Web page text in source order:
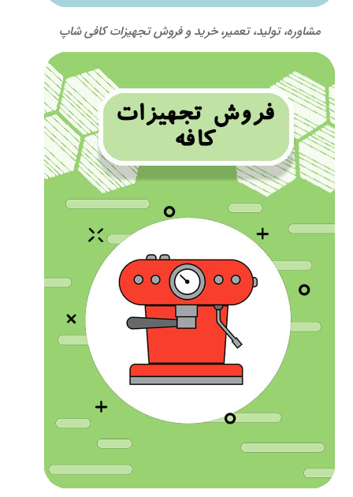
مشاوره، تولید، تعمیر، خرید و فروش تجهیزات کافی شاپ